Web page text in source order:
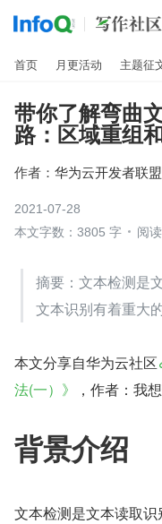
首页 月更活动 主题征
带你了解弯曲
路：区域重组
作者： 华为云开发者联盟
2021-07-28
本文字数：3805 字
阅
摘要：文本检测是
文本识别有着重大的
本文分享自华为云社区
法(一）》
，作者：我想
背景介绍
文本检测是文本读取